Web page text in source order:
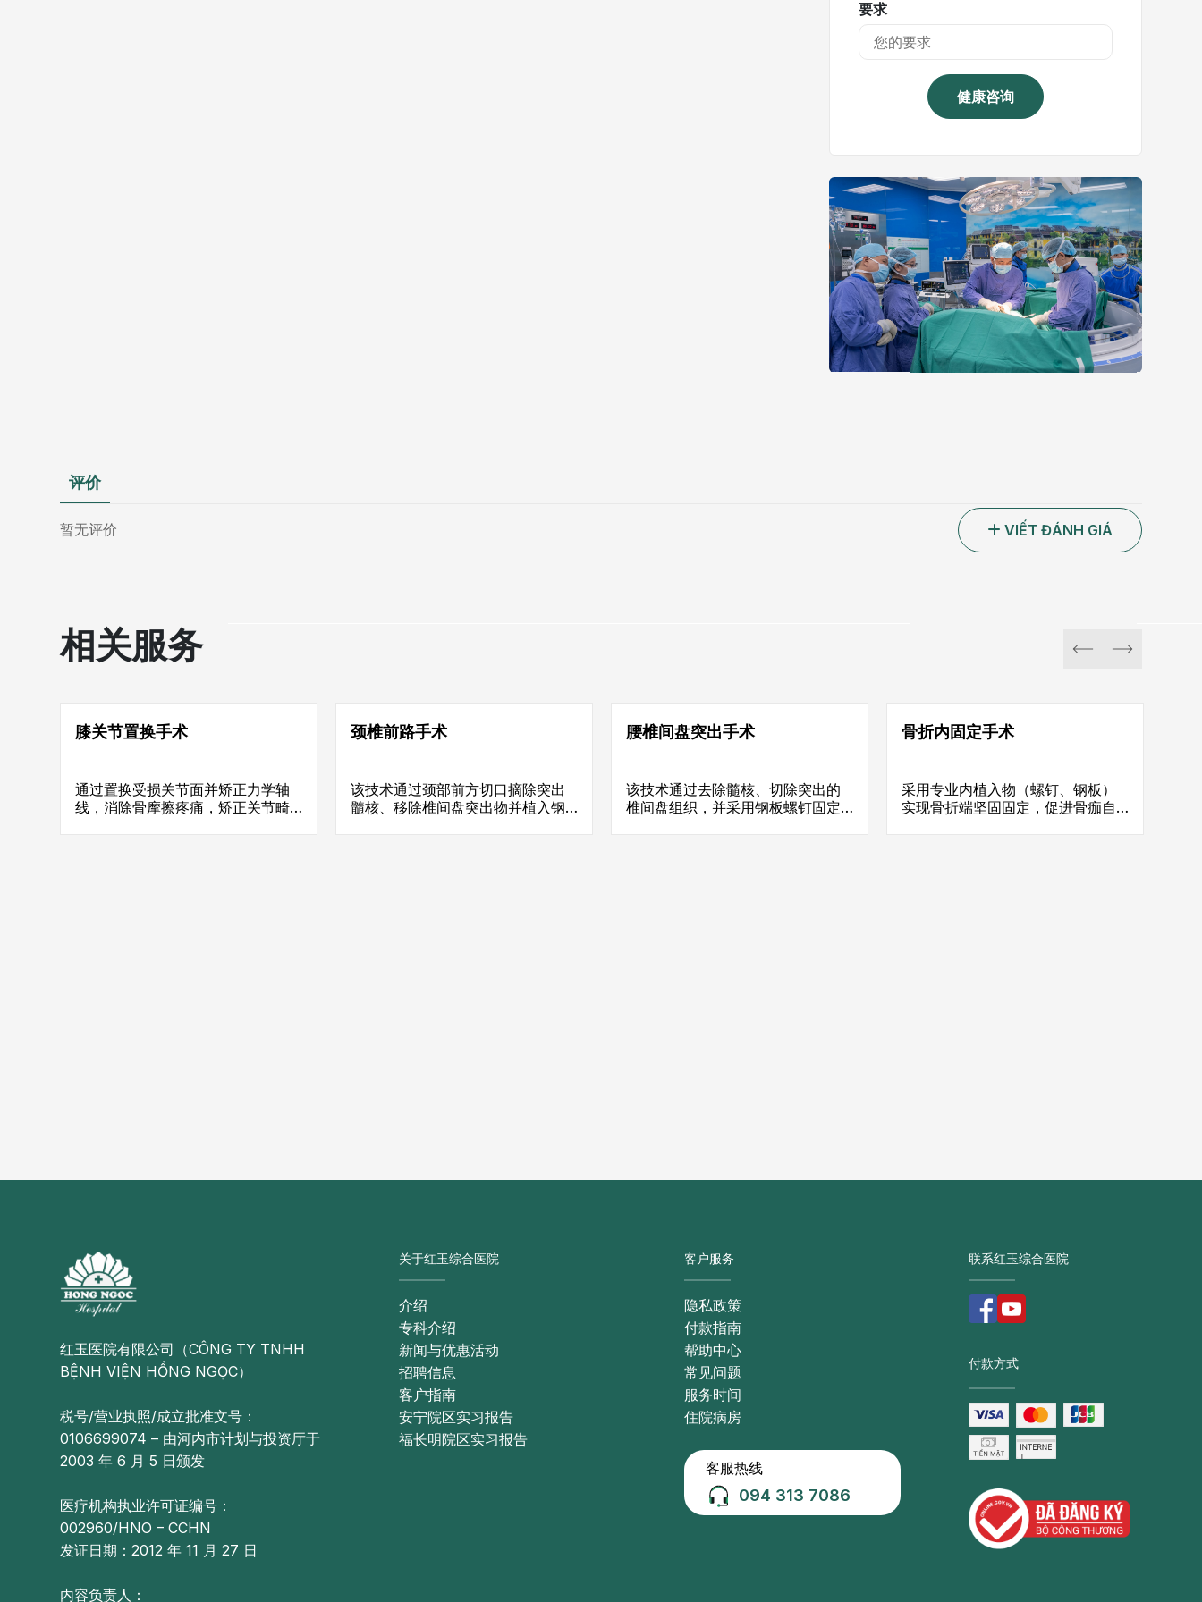
要求
健康咨询
评价
暂无评价 VIẾT ĐÁNH GIÁ
相关服务
膝关节置换手术
通过置换受损关节面并矫正力学轴
线，消除骨摩擦疼痛，矫正关节畸
颈椎前路手术
该技术通过颈部前方切口摘除突出
髓核、移除椎间盘突出物并植入钢
腰椎间盘突出手术
该技术通过去除髓核、切除突出的
椎间盘组织，并采用钢板螺钉固定
骨折内固定手术
采用专业内植入物（螺钉、钢板）
实现骨折端坚固固定，促进骨痂自
红玉医院有限公司（CÔNG TY TNHH
BỆNH VIỆN HỒNG NGỌC）
税号/营业执照/成立批准文号：
0106699074 – 由河内市计划与投资厅于
2003 年 6 月 5 日颁发
医疗机构执业许可证编号：
002960/HNO – CCHN
发证日期：2012 年 11 月 27 日
内容负责人：
关于红玉综合医院
介绍
专科介绍
新闻与优惠活动
招聘信息
客户指南
安宁院区实习报告
福长明院区实习报告
客户服务
隐私政策
付款指南
帮助中心
常见问题
服务时间
住院病房
客服热线
094 313 7086
联系红玉综合医院
付款方式